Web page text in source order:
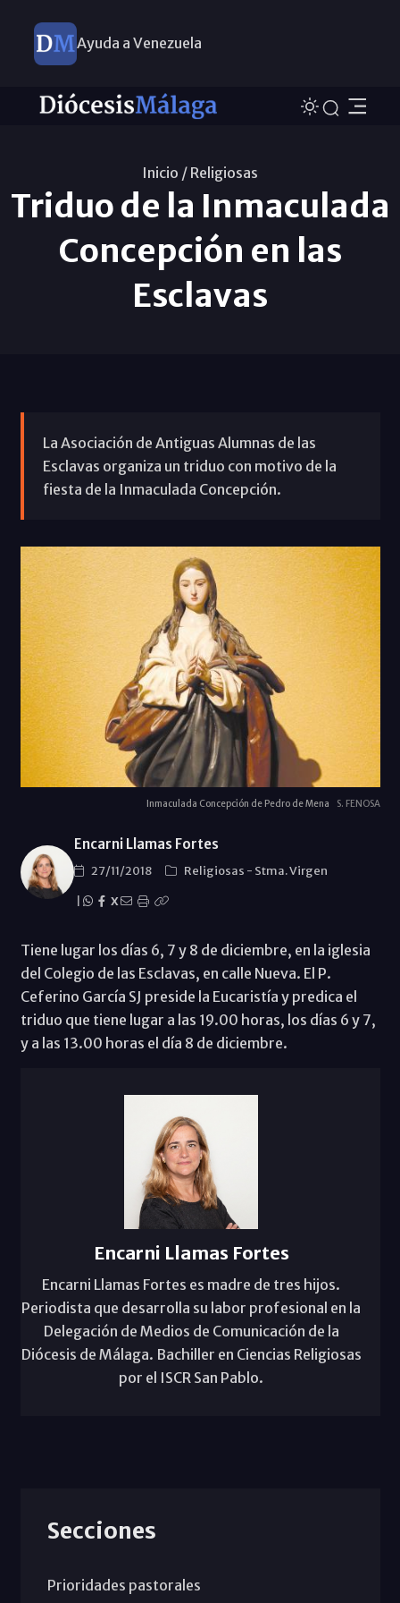
Ayuda a Venezuela
Inicio / Religiosas
Triduo de la Inmaculada
Concepción en las
Esclavas
La Asociación de Antiguas Alumnas de las
Esclavas organiza un triduo con motivo de la
fiesta de la Inmaculada Concepción.
Inmaculada Concepción de Pedro de Mena S. FENOSA
Encarni Llamas Fortes
27/11/2018 Religiosas - Stma. Virgen
X
Tiene lugar los días 6, 7 y 8 de diciembre, en la iglesia
del Colegio de las Esclavas, en calle Nueva. El P.
Ceferino García SJ preside la Eucaristía y predica el
triduo que tiene lugar a las 19.00 horas, los días 6 y 7,
y a las 13.00 horas el día 8 de diciembre.
Encarni Llamas Fortes
Encarni Llamas Fortes es madre de tres hijos.
Periodista que desarrolla su labor profesional en la
Delegación de Medios de Comunicación de la
Diócesis de Málaga. Bachiller en Ciencias Religiosas
por el ISCR San Pablo.
Secciones
Prioridades pastorales